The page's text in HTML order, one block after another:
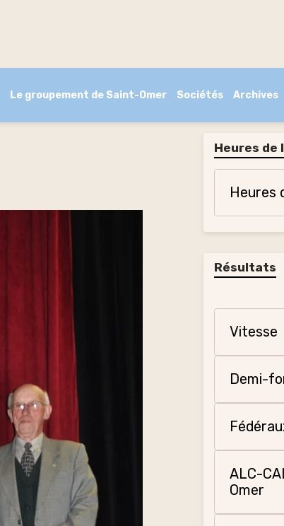
Le groupement de Saint-Omer Sociétés Archives
Heures de
Heures
Résultats
Vitesse
Demi-
ALC-
Omer